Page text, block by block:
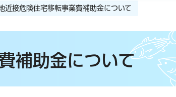
近接危険住宅移転事業費補助金について
補助金について